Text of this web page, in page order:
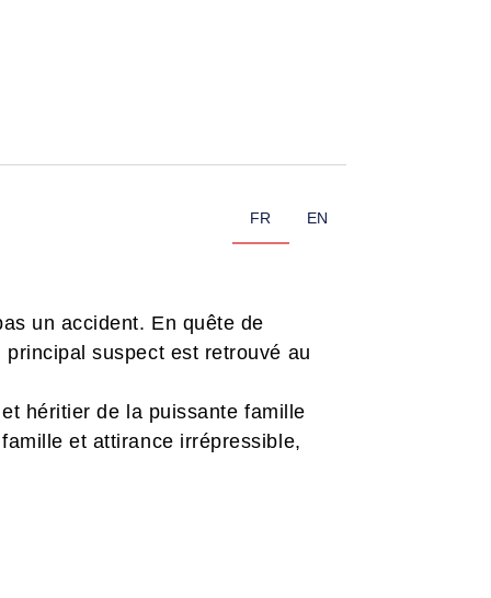
FR EN
un accident. En quête de
suspect est retrouvé au
héritier de la puissante famille
et attirance irrépressible,